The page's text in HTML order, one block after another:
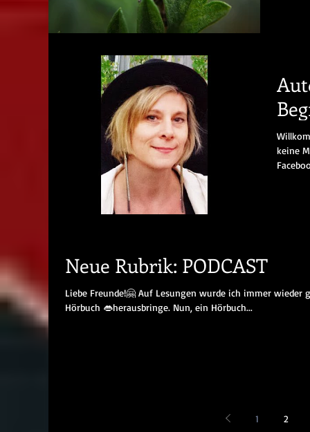
keine
Neue Rubrik: PODCAST
Liebe Freunde!🤗 Auf Lesungen wurde ich immer wieder
Hörbuch 👄herausbringe. Nun, ein Hörbuch...
1 2